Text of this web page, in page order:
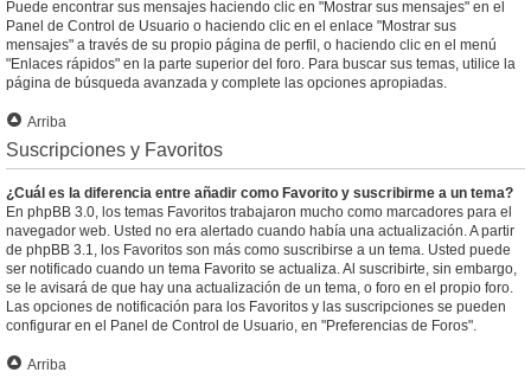
Puede encontrar sus mensajes haciendo clic en "Mostrar sus mensajes" en el
Panel de Control de Usuario o haciendo clic en el enlace "Mostrar sus
mensajes" a través de su propio página de perfil, o haciendo clic en el menú
"Enlaces rápidos" en la parte superior del foro. Para buscar sus temas, utilice la
página de búsqueda avanzada y complete las opciones apropiadas.
Arriba
Suscripciones y Favoritos
¿Cuál es la diferencia entre añadir como Favorito y suscribirme a un tema?
En phpBB 3.0, los temas Favoritos trabajaron mucho como marcadores para el
navegador web. Usted no era alertado cuando había una actualización. A partir
de phpBB 3.1, los Favoritos son más como suscribirse a un tema. Usted puede
ser notificado cuando un tema Favorito se actualiza. Al suscribirte, sin embargo,
se le avisará de que hay una actualización de un tema, o foro en el propio foro.
Las opciones de notificación para los Favoritos y las suscripciones se pueden
configurar en el Panel de Control de Usuario, en "Preferencias de Foros".
Arriba